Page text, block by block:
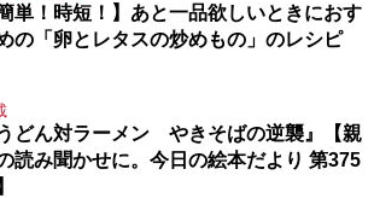
簡単！時短！】あと一品欲しいときにおす
の「卵とレタスの炒めもの」のレシピ
うどん対ラーメン やきそばの逆襲』【親
読み聞かせに。今日の絵本だより 第375